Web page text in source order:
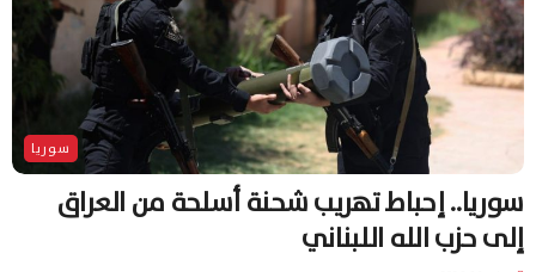
سوريا
سوريا.. إحباط تهريب شحنة أسلحة من العراق
إلى حزب الله اللبناني